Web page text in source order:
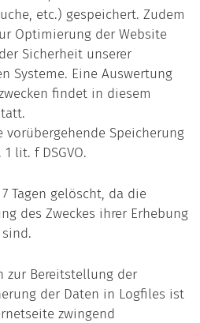
etc.) gespeichert. Zudem
Optimierung der Website
Sicherheit unserer
Systeme. Eine Auswertung
findet in diesem
vorübergehende Speicherung
lit. f DSGVO.
Tagen gelöscht, da die
des Zweckes ihrer Erhebung
zur Bereitstellung der
der Daten in Logfiles ist
zwingend